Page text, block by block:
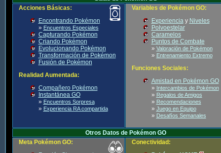
Acciones Básicas:
Encontrando Pokémon
» Encuentros Especiales
Capturando Pokémon
Criando Pokémon
Evolucionando Pokémon
Transformación de Pokémon
Fusión de Pokémon
Realidad Aumentada:
Compañero Pokémon
Instantánea GO
» Encuentros Sorpresa
» Experiencia RA compartida
Variables de Pokémon GO:
Experienciay Niveles
Polvoestelar
Caramelos
Puntos de Combate
» Valoración de Pokémon
» Entrenamiento Extremo
Funciones Sociales:
Amistad en Pokémon GO
» Intercambios de Pokémon
» Regalos de Amigos
» Recomendaciones
» Juego en Equipo
» Desafíos Semanales
Otros Datos de Pokémon GO
Meta Pokémon GO:
Conectividad: